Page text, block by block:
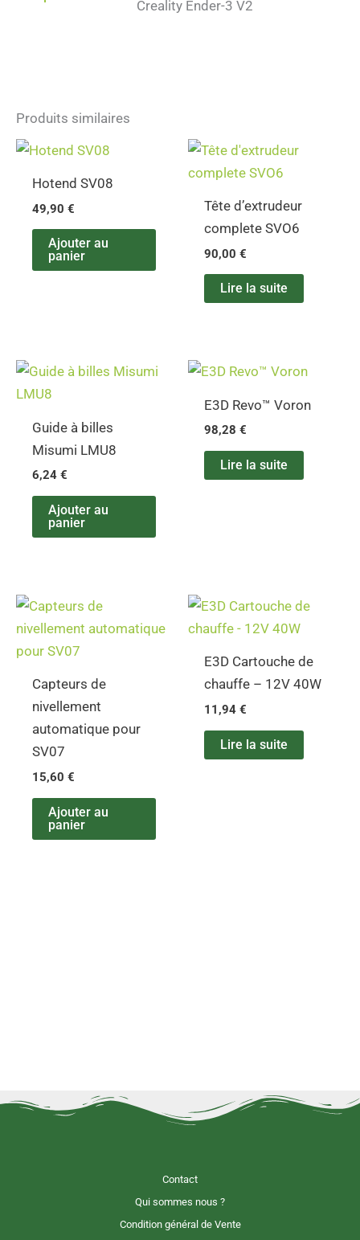
Creality Ender-3 V2
Produits similaires
Hotend SV08
49,90€
Ajouter au
panier
Tête d’extrudeur
complete SVO6
90,00€
Lire la suite
Guide à billes
Misumi LMU8
6,24€
Ajouter au
panier
E3D Revo™ Voron
98,28€
Lire la suite
Capteurs de
nivellement
automatique pour
SV07
15,60€
Ajouter au
panier
E3D Cartouche de
chauffe – 12V 40W
11,94€
Lire la suite
Contact
Qui sommes nous ?
Condition général de Vente